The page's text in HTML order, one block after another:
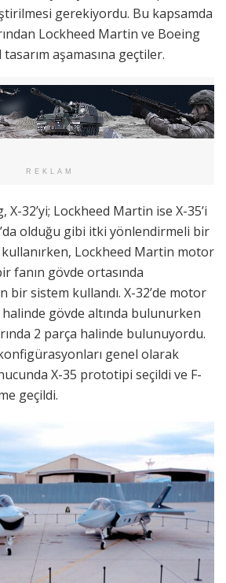
gerekiyordu. Bu kapsamda
Lockheed Martin ve Boeing
aşamasına geçtiler.
REKLAM
X-32’yi; Lockheed Martin ise X-35’i
olduğu gibi itki yönlendirmeli bir
kullanırken, Lockheed Martin motor
fanın gövde ortasında
bir sistem kullandı. X-32’de motor
halinde gövde altında bulunurken
2 parça halinde bulunuyordu.
genel olarak
X-35 prototipi seçildi ve F-
geçildi.